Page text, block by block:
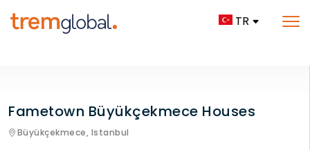
TR
Fametown Büyükçekmece Houses
Büyükçekmece, Istanbul